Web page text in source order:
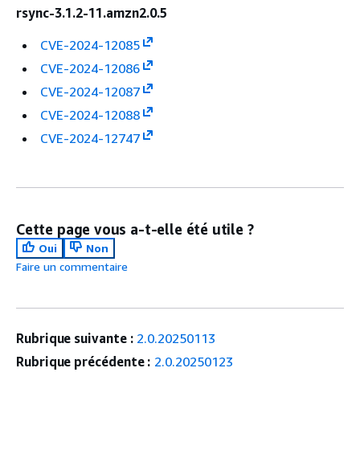
rsync-3.1.2-11.amzn2.0.5
CVE-2024-12085
CVE-2024-12086
CVE-2024-12087
CVE-2024-12088
CVE-2024-12747
Cette page vous a-t-elle été utile ?
Oui
Non
Faire un commentaire
Rubrique suivante : 2.0.20250113
Rubrique précédente : 2.0.20250123